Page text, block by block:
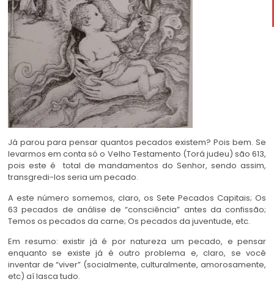
Já parou para pensar quantos pecados existem? Pois bem. Se
levarmos em conta só o Velho Testamento (Torá judeu) são 613,
pois este é total de mandamentos do Senhor, sendo assim,
transgredi-los seria um pecado.
A este número somemos, claro, os Sete Pecados Capitais; Os
63 pecados de análise de “consciência” antes da confissão;
Temos os pecados da carne; Os pecados da juventude, etc.
Em resumo: existir já é por natureza um pecado, e pensar
enquanto se existe já é outro problema e, claro, se você
inventar de “viver” (socialmente, culturalmente, amorosamente,
etc) aí lasca tudo.